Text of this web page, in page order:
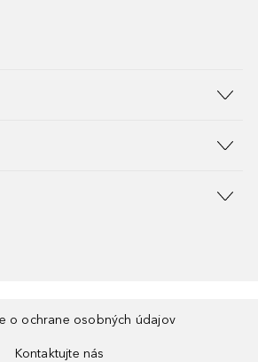
o ochrane osobných údajov
Kontaktujte nás